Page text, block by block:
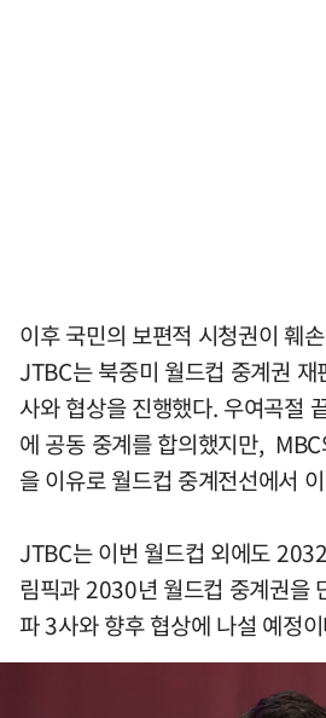
이후 국민의 보편적 시청권이 훼
JTBC는 북중미 월드컵 중계권
사와 협상을 진행했다. 우여곡절
에 공동 중계를 합의했지만,
을 이유로 월드컵 중계전선에서
JTBC는 이번 월드컵 외에도
림픽과 2030년 월드컵 중계권을
파 3사와 향후 협상에 나설 예정